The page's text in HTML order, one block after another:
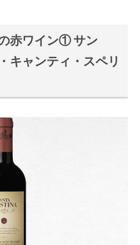
赤ワイン① サン
キャンティ・スペリ